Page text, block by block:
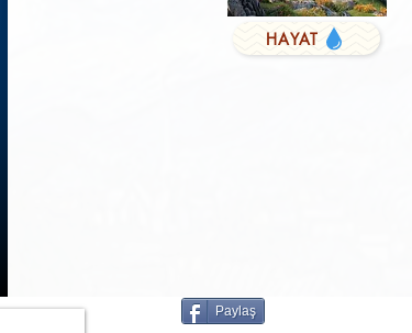
Derviş'in Duası
Paylaş
HAYAT